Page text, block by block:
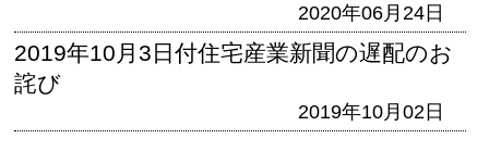
2020年06月24日
2019年10月3日付住宅産業新聞の遅配のお
詫び
2019年10月02日